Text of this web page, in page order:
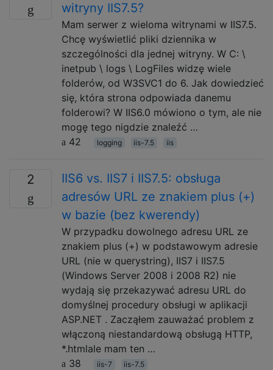
witryny IIS7.5?
Mam serwer z wieloma witrynami w IIS7.5.
Chcę wyświetlić pliki dziennika w
szczególności dla jednej witryny. W C: \
inetpub \ logs \ LogFiles widzę wiele
folderów, od W3SVC1 do 6. Jak dowiedzieć
się, która strona odpowiada danemu
folderowi? W IIS6.0 mówiono o tym, ale nie
mogę tego nigdzie znaleźć …
42
logging iis-7.5 iis
2
IIS6 vs. IIS7 i IIS7.5: obsługa
adresów URL ze znakiem plus (+)
w bazie (bez kwerendy)
W przypadku dowolnego adresu URL ze
znakiem plus (+) w podstawowym adresie
URL (nie w querystring), IIS7 i IIS7.5
(Windows Server 2008 i 2008 R2) nie
wydają się przekazywać adresu URL do
domyślnej procedury obsługi w aplikacji
ASP.NET . Zacząłem zauważać problem z
włączoną niestandardową obsługą HTTP,
*.htmlale mam ten …
38
iis-7 iis-7.5